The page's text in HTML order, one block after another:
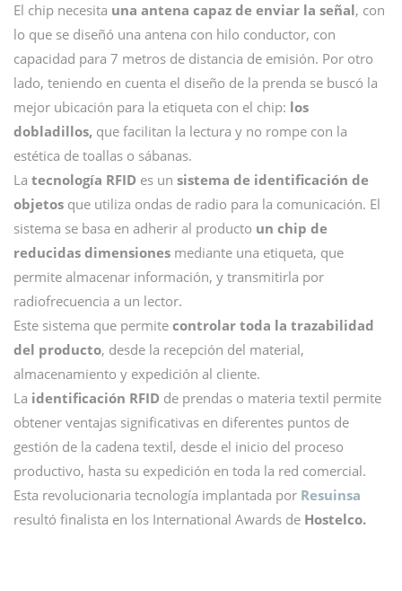
El chip necesita una antena capaz de enviar la señal, con
lo que se diseñó una antena con hilo conductor, con
capacidad para 7 metros de distancia de emisión. Por otro
lado, teniendo en cuenta el diseño de la prenda se buscó la
mejor ubicación para la etiqueta con el chip: los
dobladillos, que facilitan la lectura y no rompe con la
estética de toallas o sábanas.
La tecnología RFID es un sistema de identificación de
objetos que utiliza ondas de radio para la comunicación. El
sistema se basa en adherir al producto un chip de
reducidas dimensiones mediante una etiqueta, que
permite almacenar información, y transmitirla por
radiofrecuencia a un lector.
Este sistema que permite controlar toda la trazabilidad
del producto, desde la recepción del material,
almacenamiento y expedición al cliente.
La identificación RFID de prendas o materia textil permite
obtener ventajas significativas en diferentes puntos de
gestión de la cadena textil, desde el inicio del proceso
productivo, hasta su expedición en toda la red comercial.
Esta revolucionaria tecnología implantada por Resuinsa
resultó finalista en los International Awards de Hostelco.